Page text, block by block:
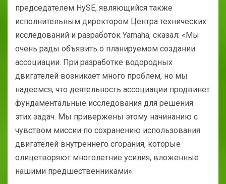
председателем HySE, являющийся также
исполнительным директором Центра технических
исследований и разработок Yamaha, сказал: «Мы
очень рады объявить о планируемом создании
ассоциации. При разработке водородных
двигателей возникает много проблем, но мы
надеемся, что деятельность ассоциации продвинет
фундаментальные исследования для решения
этих задач. Мы привержены этому начинанию с
чувством миссии по сохранению использования
двигателей внутреннего сгорания, которые
олицетворяют многолетние усилия, вложенные
нашими предшественниками».